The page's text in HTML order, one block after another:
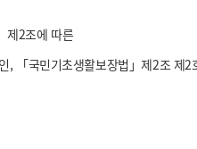
제2조에 따른
, 「국민기초생활보장법」제2조 제2